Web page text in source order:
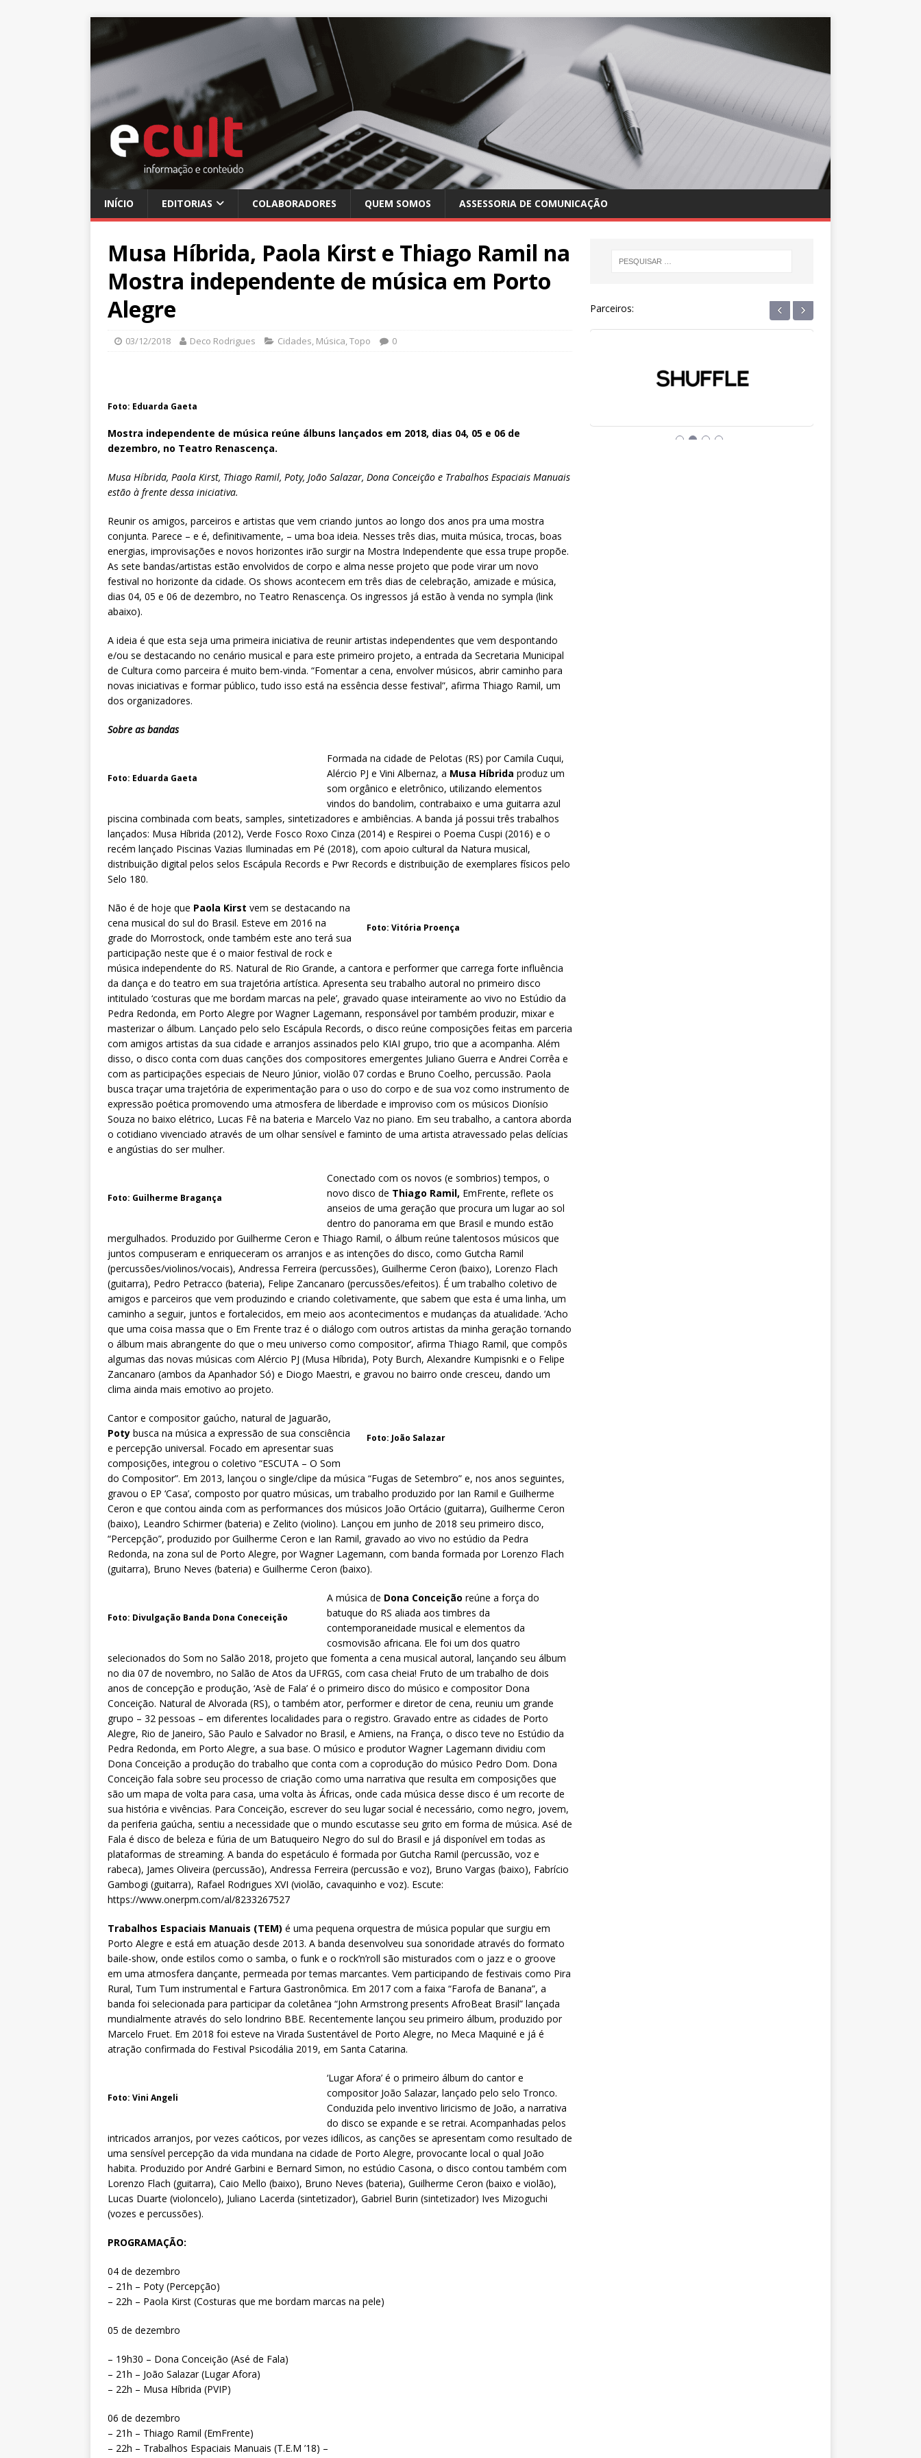
INÍCIO EDITORIAS COLABORADORES QUEM SOMOS ASSESSORIA DE COMUNICAÇÃO
Musa Híbrida, Paola Kirst e Thiago Ramil na
Mostra independente de música em Porto
Alegre
03/12/2018 Deco Rodrigues Cidades Música Topo 0
Foto: Eduarda Gaeta
Mostra independente de música reúne álbuns lançados em 2018, dias 04, 05 e 06 de
dezembro, no Teatro Renascença.
Musa Híbrida, Paola Kirst, Thiago Ramil, Poty, João Salazar, Dona Conceição e Trabalhos Espaciais Manuais
estão à frente dessa iniciativa.
Reunir os amigos, parceiros e artistas que vem criando juntos ao longo dos anos pra uma mostra
conjunta. Parece – e é, definitivamente, – uma boa ideia. Nesses três dias, muita música, trocas, boas
energias, improvisações e novos horizontes irão surgir na Mostra Independente que essa trupe propõe.
As sete bandas/artistas estão envolvidos de corpo e alma nesse projeto que pode virar um novo
festival no horizonte da cidade. Os shows acontecem em três dias de celebração, amizade e música,
dias 04, 05 e 06 de dezembro, no Teatro Renascença. Os ingressos já estão à venda no sympla (link
abaixo).
A ideia é que esta seja uma primeira iniciativa de reunir artistas independentes que vem despontando
e/ou se destacando no cenário musical e para este primeiro projeto, a entrada da Secretaria Municipal
de Cultura como parceira é muito bem-vinda. “Fomentar a cena, envolver músicos, abrir caminho para
novas iniciativas e formar público, tudo isso está na essência desse festival”, afirma Thiago Ramil, um
dos organizadores.
Sobre as bandas
Foto: Eduarda Gaeta
Formada na cidade de Pelotas (RS) por Camila Cuqui,
Alércio PJ e Vini Albernaz, a Musa Híbrida produz um
som orgânico e eletrônico, utilizando elementos
vindos do bandolim, contrabaixo e uma guitarra azul
piscina combinada com beats, samples, sintetizadores e ambiências. A banda já possui três trabalhos
lançados: Musa Híbrida (2012), Verde Fosco Roxo Cinza (2014) e Respirei o Poema Cuspi (2016) e o
recém lançado Piscinas Vazias Iluminadas em Pé (2018), com apoio cultural da Natura musical,
distribuição digital pelos selos Escápula Records e Pwr Records e distribuição de exemplares físicos pelo
Selo 180.
Foto: Vitória Proença
Não é de hoje que Paola Kirst vem se destacando na
cena musical do sul do Brasil. Esteve em 2016 na
grade do Morrostock, onde também este ano terá sua
participação neste que é o maior festival de rock e
música independente do RS. Natural de Rio Grande, a cantora e performer que carrega forte influência
da dança e do teatro em sua trajetória artística. Apresenta seu trabalho autoral no primeiro disco
intitulado ‘costuras que me bordam marcas na pele’, gravado quase inteiramente ao vivo no Estúdio da
Pedra Redonda, em Porto Alegre por Wagner Lagemann, responsável por também produzir, mixar e
masterizar o álbum. Lançado pelo selo Escápula Records, o disco reúne composições feitas em parceria
com amigos artistas da sua cidade e arranjos assinados pelo KIAI grupo, trio que a acompanha. Além
disso, o disco conta com duas canções dos compositores emergentes Juliano Guerra e Andrei Corrêa e
com as participações especiais de Neuro Júnior, violão 07 cordas e Bruno Coelho, percussão. Paola
busca traçar uma trajetória de experimentação para o uso do corpo e de sua voz como instrumento de
expressão poética promovendo uma atmosfera de liberdade e improviso com os músicos Dionísio
Souza no baixo elétrico, Lucas Fê na bateria e Marcelo Vaz no piano. Em seu trabalho, a cantora aborda
o cotidiano vivenciado através de um olhar sensível e faminto de uma artista atravessado pelas delícias
e angústias do ser mulher.
Foto: Guilherme Bragança
Conectado com os novos (e sombrios) tempos, o
novo disco de Thiago Ramil, EmFrente, reflete os
anseios de uma geração que procura um lugar ao sol
dentro do panorama em que Brasil e mundo estão
mergulhados. Produzido por Guilherme Ceron e Thiago Ramil, o álbum reúne talentosos músicos que
juntos compuseram e enriqueceram os arranjos e as intenções do disco, como Gutcha Ramil
(percussões/violinos/vocais), Andressa Ferreira (percussões), Guilherme Ceron (baixo), Lorenzo Flach
(guitarra), Pedro Petracco (bateria), Felipe Zancanaro (percussões/efeitos). É um trabalho coletivo de
amigos e parceiros que vem produzindo e criando coletivamente, que sabem que esta é uma linha, um
caminho a seguir, juntos e fortalecidos, em meio aos acontecimentos e mudanças da atualidade. ‘Acho
que uma coisa massa que o Em Frente traz é o diálogo com outros artistas da minha geração tornando
o álbum mais abrangente do que o meu universo como compositor’, afirma Thiago Ramil, que compôs
algumas das novas músicas com Alércio PJ (Musa Híbrida), Poty Burch, Alexandre Kumpisnki e o Felipe
Zancanaro (ambos da Apanhador Só) e Diogo Maestri, e gravou no bairro onde cresceu, dando um
clima ainda mais emotivo ao projeto.
Foto: João Salazar
Cantor e compositor gaúcho, natural de Jaguarão,
Poty busca na música a expressão de sua consciência
e percepção universal. Focado em apresentar suas
composições, integrou o coletivo “ESCUTA – O Som
do Compositor”. Em 2013, lançou o single/clipe da música “Fugas de Setembro” e, nos anos seguintes,
gravou o EP ‘Casa’, composto por quatro músicas, um trabalho produzido por Ian Ramil e Guilherme
Ceron e que contou ainda com as performances dos músicos João Ortácio (guitarra), Guilherme Ceron
(baixo), Leandro Schirmer (bateria) e Zelito (violino). Lançou em junho de 2018 seu primeiro disco,
“Percepção”, produzido por Guilherme Ceron e Ian Ramil, gravado ao vivo no estúdio da Pedra
Redonda, na zona sul de Porto Alegre, por Wagner Lagemann, com banda formada por Lorenzo Flach
(guitarra), Bruno Neves (bateria) e Guilherme Ceron (baixo).
Foto: Divulgação Banda Dona Coneceição
A música de Dona Conceição reúne a força do
batuque do RS aliada aos timbres da
contemporaneidade musical e elementos da
cosmovisão africana. Ele foi um dos quatro
selecionados do Som no Salão 2018, projeto que fomenta a cena musical autoral, lançando seu álbum
no dia 07 de novembro, no Salão de Atos da UFRGS, com casa cheia! Fruto de um trabalho de dois
anos de concepção e produção, ‘Asè de Fala’ é o primeiro disco do músico e compositor Dona
Conceição. Natural de Alvorada (RS), o também ator, performer e diretor de cena, reuniu um grande
grupo – 32 pessoas – em diferentes localidades para o registro. Gravado entre as cidades de Porto
Alegre, Rio de Janeiro, São Paulo e Salvador no Brasil, e Amiens, na França, o disco teve no Estúdio da
Pedra Redonda, em Porto Alegre, a sua base. O músico e produtor Wagner Lagemann dividiu com
Dona Conceição a produção do trabalho que conta com a coprodução do músico Pedro Dom. Dona
Conceição fala sobre seu processo de criação como uma narrativa que resulta em composições que
são um mapa de volta para casa, uma volta às Áfricas, onde cada música desse disco é um recorte de
sua história e vivências. Para Conceição, escrever do seu lugar social é necessário, como negro, jovem,
da periferia gaúcha, sentiu a necessidade que o mundo escutasse seu grito em forma de música. Asé de
Fala é disco de beleza e fúria de um Batuqueiro Negro do sul do Brasil e já disponível em todas as
plataformas de streaming. A banda do espetáculo é formada por Gutcha Ramil (percussão, voz e
rabeca), James Oliveira (percussão), Andressa Ferreira (percussão e voz), Bruno Vargas (baixo), Fabrício
Gambogi (guitarra), Rafael Rodrigues XVI (violão, cavaquinho e voz). Escute:
https://www.onerpm.com/al/8233267527
Trabalhos Espaciais Manuais (TEM) é uma pequena orquestra de música popular que surgiu em
Porto Alegre e está em atuação desde 2013. A banda desenvolveu sua sonoridade através do formato
baile-show, onde estilos como o samba, o funk e o rock’n’roll são misturados com o jazz e o groove
em uma atmosfera dançante, permeada por temas marcantes. Vem participando de festivais como Pira
Rural, Tum Tum instrumental e Fartura Gastronômica. Em 2017 com a faixa “Farofa de Banana”, a
banda foi selecionada para participar da coletânea “John Armstrong presents AfroBeat Brasil” lançada
mundialmente através do selo londrino BBE. Recentemente lançou seu primeiro álbum, produzido por
Marcelo Fruet. Em 2018 foi esteve na Virada Sustentável de Porto Alegre, no Meca Maquiné e já é
atração confirmada do Festival Psicodália 2019, em Santa Catarina.
Foto: Vini Angeli
‘Lugar Afora’ é o primeiro álbum do cantor e
compositor João Salazar, lançado pelo selo Tronco.
Conduzida pelo inventivo liricismo de João, a narrativa
do disco se expande e se retrai. Acompanhadas pelos
intricados arranjos, por vezes caóticos, por vezes idílicos, as canções se apresentam como resultado de
uma sensível percepção da vida mundana na cidade de Porto Alegre, provocante local o qual João
habita. Produzido por André Garbini e Bernard Simon, no estúdio Casona, o disco contou também com
Lorenzo Flach (guitarra), Caio Mello (baixo), Bruno Neves (bateria), Guilherme Ceron (baixo e violão),
Lucas Duarte (violoncelo), Juliano Lacerda (sintetizador), Gabriel Burin (sintetizador) Ives Mizoguchi
(vozes e percussões).
PROGRAMAÇÃO:
04 de dezembro
– 21h – Poty (Percepção)
– 22h – Paola Kirst (Costuras que me bordam marcas na pele)
05 de dezembro
– 19h30 – Dona Conceição (Asé de Fala)
– 21h – João Salazar (Lugar Afora)
– 22h – Musa Híbrida (PVIP)
06 de dezembro
– 21h – Thiago Ramil (EmFrente)
– 22h – Trabalhos Espaciais Manuais (T.E.M ’18) –
Parceiros: ‹ ›